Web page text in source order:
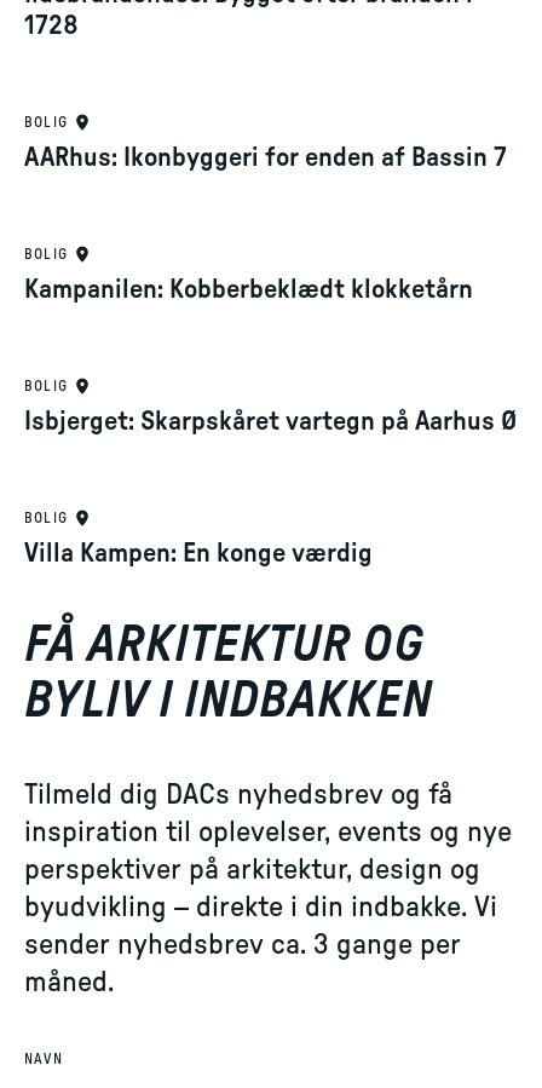
1728
BOLIG
AARhus: Ikonbyggeri for enden af Bassin 7
BOLIG
Kampanilen: Kobberbeklædt klokketårn
BOLIG
Isbjerget: Skarpskåret vartegn på Aarhus Ø
BOLIG
Villa Kampen: En konge værdig
FÅ ARKITEKTUR OG
BYLIV I INDBAKKEN
Tilmeld dig DACs nyhedsbrev og få
inspiration til oplevelser, events og nye
perspektiver på arkitektur, design og
byudvikling – direkte i din indbakke. Vi
sender nyhedsbrev ca. 3 gange per
måned.
NAVN